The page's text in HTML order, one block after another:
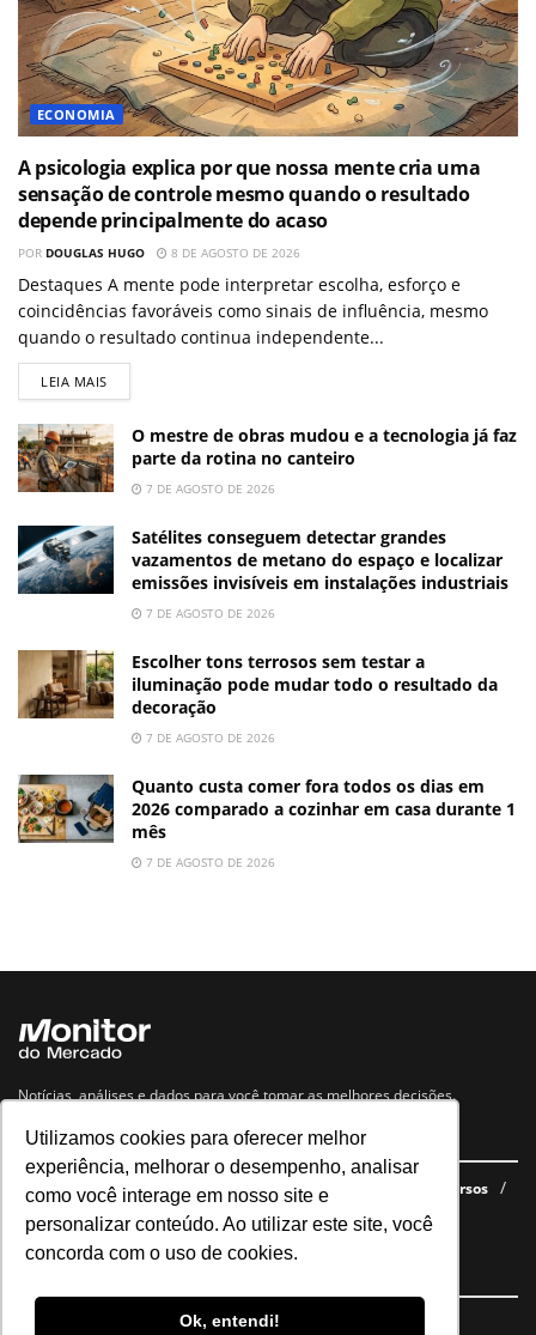
Utilizamos cookies para oferecer melhor
experiência, melhorar o desempenho, analisar
como você interage em nosso site e
personalizar conteúdo. Ao utilizar este site, você
concorda com o uso de cookies.
Ok, entendi!
ECONOMIA
A psicologia explica por que nossa mente cria uma
sensação de controle mesmo quando o resultado
depende principalmente do acaso
POR DOUGLAS HUGO 8 DE AGOSTO DE 2026
Destaques A mente pode interpretar escolha, esforço e
coincidências favoráveis como sinais de influência, mesmo
quando o resultado continua independente...
LEIA MAIS
O mestre de obras mudou e a tecnologia já faz
parte da rotina no canteiro
7 DE AGOSTO DE 2026
Satélites conseguem detectar grandes
vazamentos de metano do espaço e localizar
emissões invisíveis em instalações industriais
7 DE AGOSTO DE 2026
Escolher tons terrosos sem testar a
iluminação pode mudar todo o resultado da
decoração
7 DE AGOSTO DE 2026
Quanto custa comer fora todos os dias em
2026 comparado a cozinhar em casa durante 1
mês
7 DE AGOSTO DE 2026
Notícias, análises e dados para você tomar as melhores decisões.
Navegue no site
Últimas notícias Quem somos E-books gratuitos
Cursos
Política de privacidade